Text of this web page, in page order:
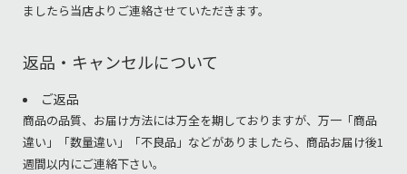
ましたら当店よりご連絡させていただきます。
返品・キャンセルについて
ご返品
商品の品質、お届け方法には万全を期しておりますが、万一「商品
違い」「数量違い」「不良品」などがありましたら、商品お届け後1
週間以内にご連絡下さい。